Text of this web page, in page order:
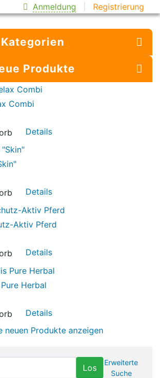
Anmeldung Registrierung
Kategorien
Produkte
Combi
Details
Details
Aktiv Pferd
Details
Herbal
Details
neuen Produkte anzeigen
Erweiterte
Suche